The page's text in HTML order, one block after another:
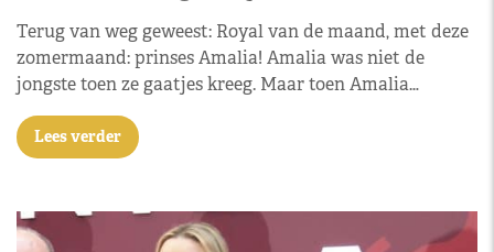
Terug van weg geweest: Royal van de maand, met deze
zomermaand: prinses Amalia! Amalia was niet de
jongste toen ze gaatjes kreeg. Maar toen Amalia…
Lees verder